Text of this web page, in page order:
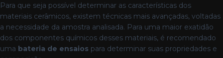
Para que seja possível determinar as características dos
materiais cerâmicos, existem técnicas mais avançadas, voltadas
a necessidade da amostra analisada. Para uma maior exatidão
dos componentes químicos desses materiais, é recomendado
uma bateria de ensaios para determinar suas propriedades e